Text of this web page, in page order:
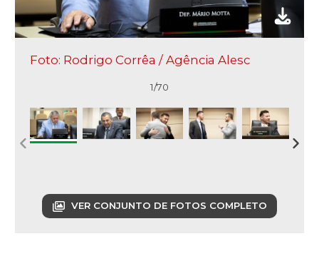
Foto: Rodrigo Corrêa / Agência Alesc
1/70
VER CONJUNTO DE FOTOS COMPLETO